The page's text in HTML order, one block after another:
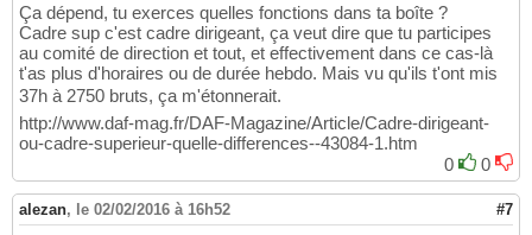
Ça dépend, tu exerces quelles fonctions dans ta boîte ?
Cadre sup c'est cadre dirigeant, ça veut dire que tu participes
au comité de direction et tout, et effectivement dans ce cas-là
t'as plus d'horaires ou de durée hebdo. Mais vu qu'ils t'ont mis
37h à 2750 bruts, ça m'étonnerait.
http://www.daf-mag.fr/DAF-Magazine/Article/Cadre-dirigeant-
ou-cadre-superieur-quelle-differences--43084-1.htm
0
0
alezan, le 02/02/2016 à 16h52 #7